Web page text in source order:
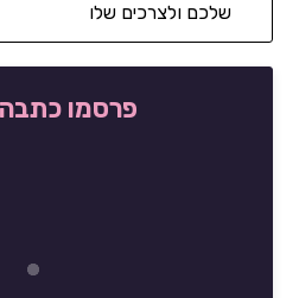
שלכם ולצרכים שלו
פרסמו